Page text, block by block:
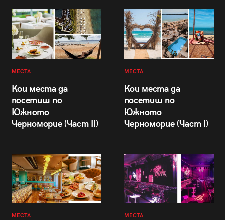
МЕСТА
Кои места да
посетиш по
Южното
Черноморие (Част II)
МЕСТА
Кои места да
посетиш по
Южното
Черноморие (Част I)
МЕСТА МЕСТА